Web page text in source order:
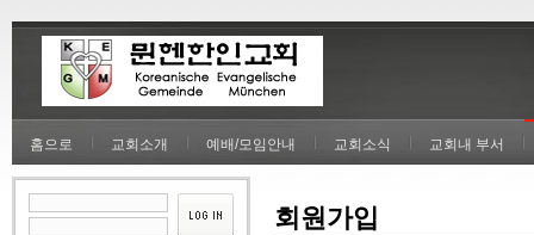
홈으로 교회소개 예배/모임안내 교회소식 교회내 부서
회원가입